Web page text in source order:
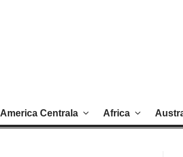
America Centrala Africa